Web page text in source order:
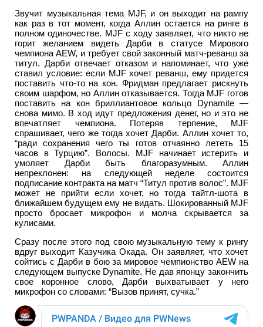
Звучит музыкальная тема MJF, и он выходит на рампу
как раз в тот момент, когда Аллин остается на ринге в
полном одиночестве. MJF с ходу заявляет, что никто не
горит желанием видеть Дарби в статусе Мирового
чемпиона AEW, и требует свой законный матч-реванш за
титул. Дарби отвечает отказом и напоминает, что уже
ставил условие: если MJF хочет реванш, ему придется
поставить что-то на кон. Фридман предлагает рискнуть
своим шарфом, но Аллин отказывается. Тогда MJF готов
поставить на кон бриллиантовое кольцо Dynamite —
снова мимо. В ход идут предложения денег, но и это не
впечатляет чемпиона. Потеряв терпение, MJF
спрашивает, чего же тогда хочет Дарби. Аллин хочет то,
“ради сохранения чего ты готов отчаянно лететь 15
часов в Турцию”. Волосы. MJF начинает истерить и
умоляет Дарби быть благоразумным. Аллин
непреклонен: на следующей неделе состоится
подписание контракта на матч “Титул против волос”. MJF
может не прийти если хочет, но тогда тайтл-шота в
ближайшем будущем ему не видать. Шокированный MJF
просто бросает микрофон и молча скрывается за
кулисами.
Сразу после этого под свою музыкальную тему к рингу
вдруг выходит Казучика Окада. Он заявляет, что хочет
сойтись с Дарби в бою за мировое чемпионство AEW на
следующем выпуске Dynamite. Не дав японцу закончить
свое коронное слово, Дарби выхватывает у него
микрофон со словами: “Вызов принят, сучка.”